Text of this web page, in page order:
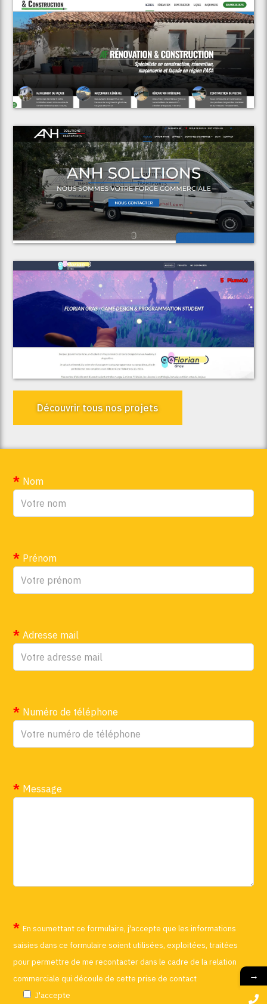
Voir le projet
AF Rénovation & Construction
Voir le projet
ANH Solutions
Voir le projet
Florian Gras
Découvrir tous nos projets
Nom
Prénom
Adresse mail
Numéro de téléphone
Message
En soumettant ce formulaire, j'accepte que les informations
saisies dans ce formulaire soient utilisées, exploitées, traitées
pour permettre de me recontacter dans le cadre de la relation
commerciale qui découle de cette prise de contact
J'accepte
→